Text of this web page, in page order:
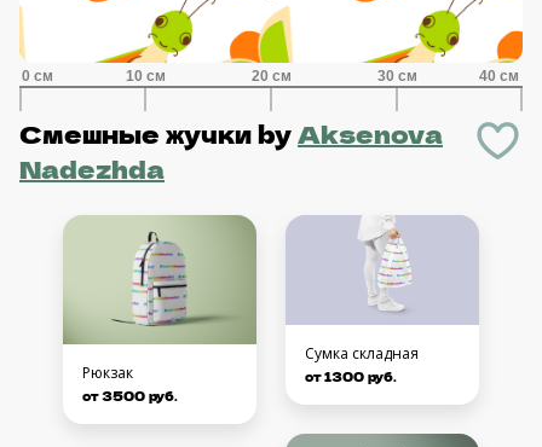
Смешные жучкиbyAksenova
Nadezhda
Рюкзак
от 3500 руб.
Сумка складная
от 1300 руб.